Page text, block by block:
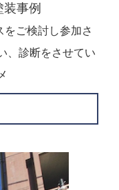
事例
ご検討し参加さ
、診断をさせてい